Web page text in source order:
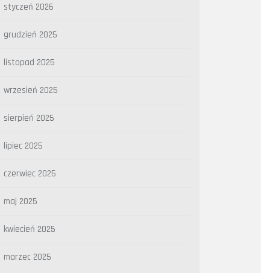
styczeń 2026
grudzień 2025
listopad 2025
wrzesień 2025
sierpień 2025
lipiec 2025
czerwiec 2025
maj 2025
kwiecień 2025
marzec 2025